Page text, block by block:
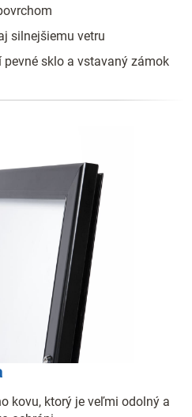
silnejšiemu vetru
sklo a vstavaný zámok
kovu, ktorý je veľmi odolný a